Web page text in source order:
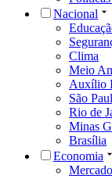
Nacional
Clima
Meio
Auxílio
São
Rio de
Minas
Brasília
Economia
Mercado